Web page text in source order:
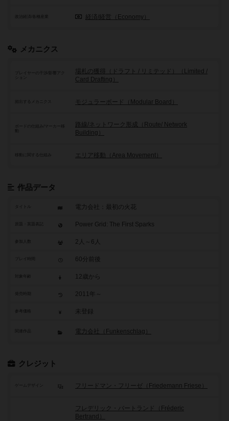
政治経済/各種産業 経済/経営（Economy）
メカニクス
プレイヤーの干渉/影響アク
場札の獲得（ドラフト / リミテッド）（Limited /
Card Drafting）
頻出するメカニクス モジュラーボード（Modular Board）
ボードの仕組み/マーカー移
路線/ネットワーク形成（Route/ Network
Building）
移動に関する仕組み エリア移動（Area Movement）
作品データ
タイトル 電力会社：最初の火花
Power Grid: The First Sparks
参加人数 2人～6人
60分前後
12歳から
2011年～
参考価格 未登録
関連作品 電力会社（Funkenschlag）
クレジット
ゲームデザイン フリードマン・フリーゼ（Friedemann Friese）
フレデリック・バートランド（Fréderic
Bertrand）